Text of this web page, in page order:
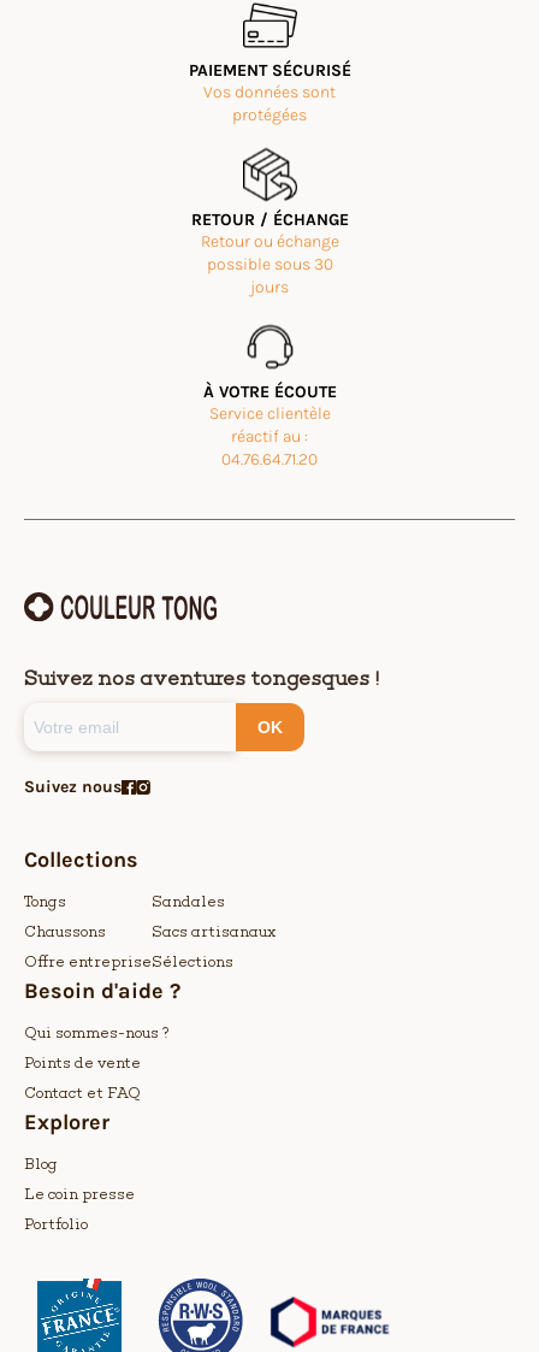
PAIEMENT SÉCURISÉ
Vos données sont
protégées
RETOUR / ÉCHANGE
Retour ou échange
possible sous 30
jours
À VOTRE ÉCOUTE
Service clientèle
réactif au :
04.76.64.71.20
Suivez nos aventures tongesques !
OK
Suivez nous
Collections
Tongs
Chaussons
Offre entreprise
Sandales
Sacs artisanaux
Sélections
Besoin d'aide ?
Qui sommes-nous ?
Points de vente
Contact et FAQ
Explorer
Blog
Le coin presse
Portfolio